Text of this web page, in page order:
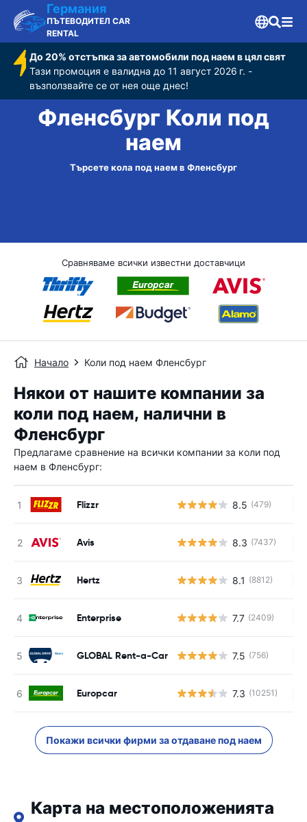
Германия
ПЪТЕВОДИТЕЛ CAR
RENTAL
До 20% отстъпка за автомобили под наем в цял свят
Тази промоция е валидна до 11 август 2026 г. -
възползвайте се от нея още днес!
Фленсбург Коли под
наем
Търсете кола под наем в Фленсбург
Сравняваме всички известни доставчици
Начало Коли под наем Фленсбург
Някои от нашите компании за
коли под наем, налични в
Фленсбург
Предлагаме сравнение на всички компании за коли под
наем в Фленсбург:
Flizzr 8.5 (479)
Avis 8.3 (7437)
Hertz 8.1 (8812)
Enterprise 7.7 (2409)
GLOBAL Rent-a-Car 7.5 (756)
Europcar 7.3 (10251)
Покажи всички фирми за отдаване под наем
Карта на местоположенията